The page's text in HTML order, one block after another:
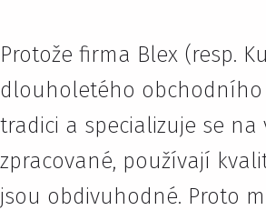
Protože firma Blex (resp.
dlouholetého
tradici a specializuje se
zpracované, používají
jsou obdivuhodné. Proto